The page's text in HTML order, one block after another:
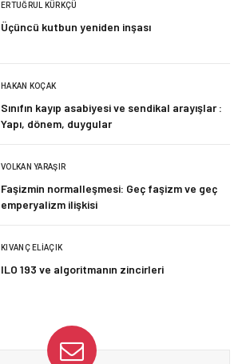
ERTUĞRUL KÜRKÇÜ
Üçüncü kutbun yeniden inşası
HAKAN KOÇAK
Sınıfın kayıp asabiyesi ve sendikal arayışlar :
Yapı, dönem, duygular
VOLKAN YARAŞIR
Faşizmin normalleşmesi: Geç faşizm ve geç
emperyalizm ilişkisi
KIVANÇ ELIAÇIK
ILO 193 ve algoritmanın zincirleri